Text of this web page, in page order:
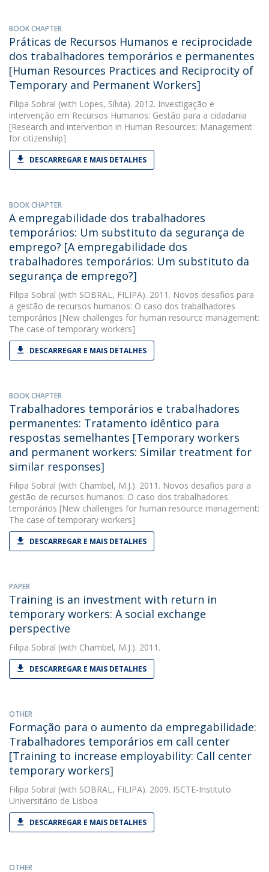
BOOK CHAPTER
Práticas de Recursos Humanos e reciprocidade
dos trabalhadores temporários e permanentes
[Human Resources Practices and Reciprocity of
Temporary and Permanent Workers]
Filipa Sobral (with Lopes, Sílvia). 2012. Investigação e
intervenção em Recursos Humanos: Gestão para a cidadania
[Research and intervention in Human Resources: Management
for citizenship]
DESCARREGAR E MAIS DETALHES
BOOK CHAPTER
A empregabilidade dos trabalhadores
temporários: Um substituto da segurança de
emprego? [A empregabilidade dos
trabalhadores temporários: Um substituto da
segurança de emprego?]
Filipa Sobral (with SOBRAL, FILIPA). 2011. Novos desafios para
a gestão de recursos humanos: O caso dos trabalhadores
temporários [New challenges for human resource management:
The case of temporary workers]
DESCARREGAR E MAIS DETALHES
BOOK CHAPTER
Trabalhadores temporários e trabalhadores
permanentes: Tratamento idêntico para
respostas semelhantes [Temporary workers
and permanent workers: Similar treatment for
similar responses]
Filipa Sobral (with Chambel, M.J.). 2011. Novos desafios para a
gestão de recursos humanos: O caso dos trabalhadores
temporários [New challenges for human resource management:
The case of temporary workers]
DESCARREGAR E MAIS DETALHES
PAPER
Training is an investment with return in
temporary workers: A social exchange
perspective
Filipa Sobral (with Chambel, M.J.). 2011.
DESCARREGAR E MAIS DETALHES
OTHER
Formação para o aumento da empregabilidade:
Trabalhadores temporários em call center
[Training to increase employability: Call center
temporary workers]
Filipa Sobral (with SOBRAL, FILIPA). 2009. ISCTE-Instituto
Universitário de Lisboa
DESCARREGAR E MAIS DETALHES
OTHER